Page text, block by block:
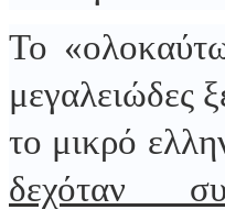
Το
μεγαλειώδες
το μικρό
δεχόταν